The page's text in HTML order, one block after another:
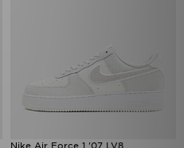
Nike Air Force 1 '07 LV8